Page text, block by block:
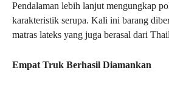
Pendalaman lebih lanjut mengungkap
karakteristik serupa. Kali ini barang
matras lateks yang juga berasal dari
Empat Truk Berhasil Diamankan